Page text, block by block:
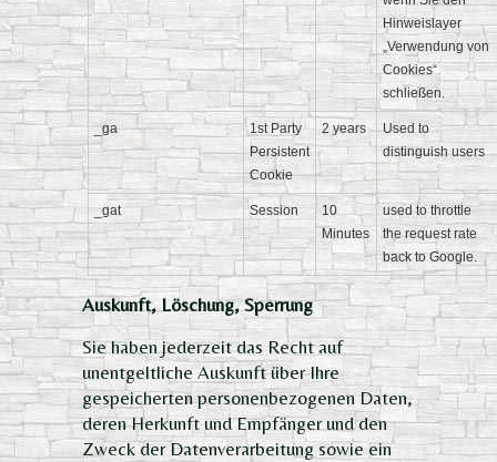
Hinweislayer
„Verwendung von
Cookies“
schließen.
_ga
1st Party
Persistent
Cookie
2 years
Used to
distinguish users
_gat Session
10
Minutes
used to throttle
the request rate
back to Google.
Auskunft, Löschung, Sperrung
Sie haben jederzeit das Recht auf
unentgeltliche Auskunft über Ihre
gespeicherten personenbezogenen Daten,
deren Herkunft und Empfänger und den
Zweck der Datenverarbeitung sowie ein